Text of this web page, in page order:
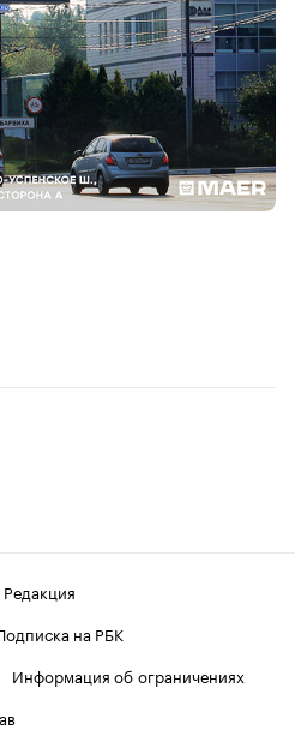
Редакция
на РБК
Информация об ограничениях